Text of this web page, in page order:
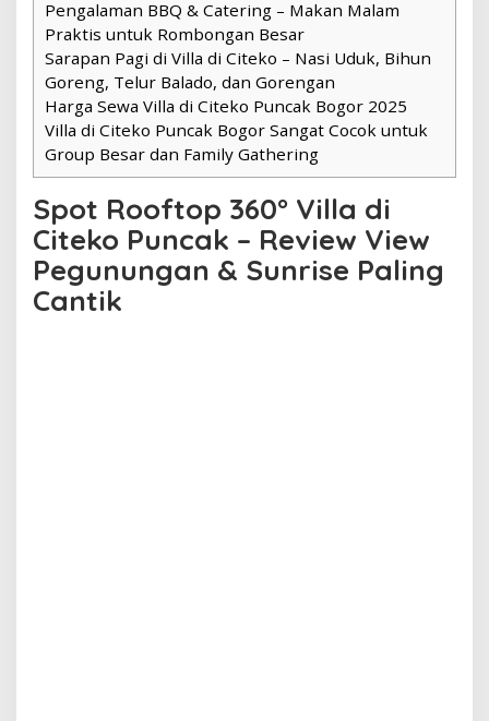
Pengalaman BBQ & Catering – Makan Malam
Praktis untuk Rombongan Besar
Sarapan Pagi di Villa di Citeko – Nasi Uduk, Bihun
Goreng, Telur Balado, dan Gorengan
Harga Sewa Villa di Citeko Puncak Bogor 2025
Villa di Citeko Puncak Bogor Sangat Cocok untuk
Group Besar dan Family Gathering
Spot Rooftop 360° Villa di
Citeko Puncak – Review View
Pegunungan & Sunrise Paling
Cantik